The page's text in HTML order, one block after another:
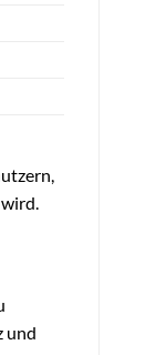
und